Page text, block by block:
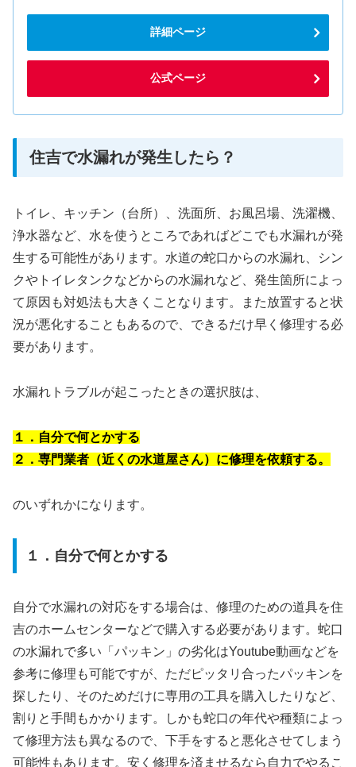
詳細ページ
公式ページ
住吉で水漏れが発生したら？
トイレ、キッチン（台所）、洗面所、お風呂場、洗濯機、
浄水器など、水を使うところであればどこでも水漏れが発
生する可能性があります。水道の蛇口からの水漏れ、シン
クやトイレタンクなどからの水漏れなど、発生箇所によっ
て原因も対処法も大きくことなります。また放置すると状
況が悪化することもあるので、できるだけ早く修理する必
要があります。
水漏れトラブルが起こったときの選択肢は、
１．自分で何とかする
２．専門業者（近くの水道屋さん）に修理を依頼する。
のいずれかになります。
１．自分で何とかする
自分で水漏れの対応をする場合は、修理のための道具を住
吉のホームセンターなどで購入する必要があります。蛇口
の水漏れで多い「パッキン」の劣化はYoutube動画などを
参考に修理も可能ですが、ただピッタリ合ったパッキンを
探したり、そのためだけに専用の工具を購入したりなど、
割りと手間もかかります。しかも蛇口の年代や種類によっ
て修理方法も異なるので、下手をすると悪化させてしまう
可能性もあります。安く修理を済ませるなら自力でやるこ